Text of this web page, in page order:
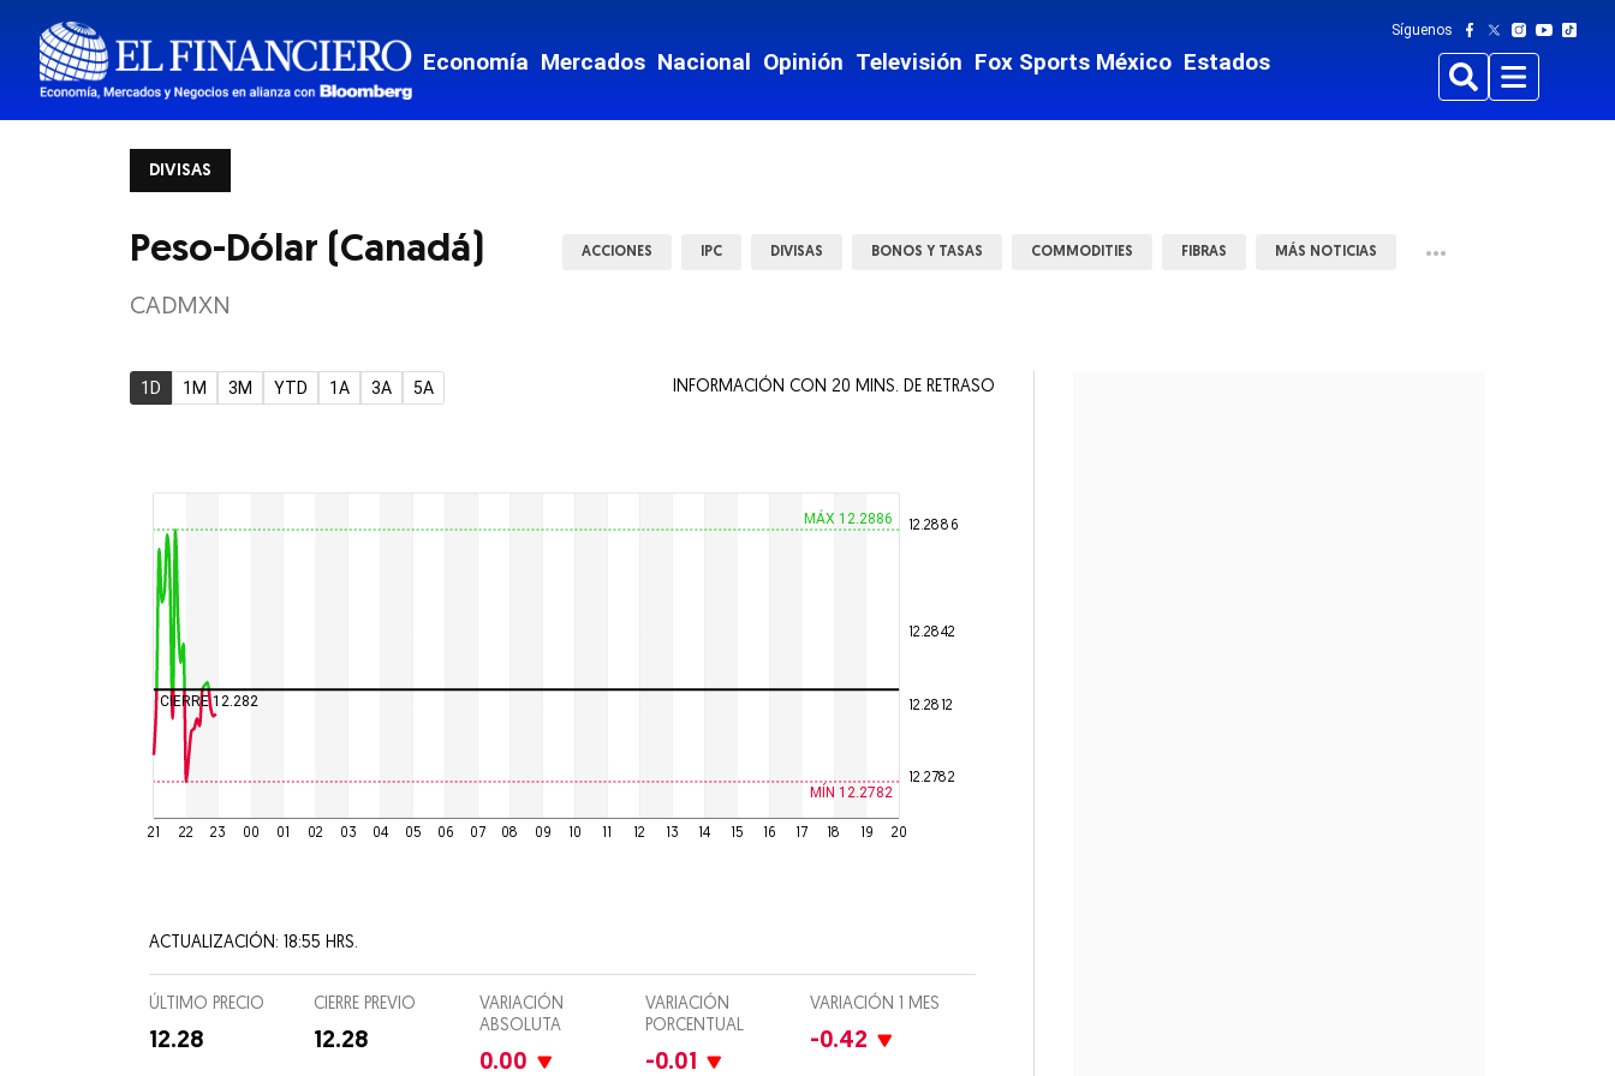
Economía Mercados Nacional Opinión Televisión Fox Sports México Estados
Síguenos
BuscarMenu
Estados
Mostrar Estados subsecciones
Ciencia
Food and Drink
Directorio
Suscripciones Opens in new window
DIVISAS
Peso-Dólar (Canadá) ACCIONES IPC DIVISAS BONOS Y TASAS COMMODITIES FIBRAS MÁS NOTICIAS •••
CADMXN
1D 1M 3M YTD 1A 3A 5A INFORMACIÓN CON 20 MINS. DE RETRASO
MÁX 12.2886
CIERRE 12.282
MÍN 12.2782
21 22 23 00 01 02 03 04 05 06 07 08 09 10 11 12 13 14 15 16 17 18 19 20
12.2782
12.2812
12.2842
12.2886
ACTUALIZACIÓN: 18:55 HRS.
ÚLTIMO PRECIO
12.28
CIERRE PREVIO
12.28
VARIACIÓN
ABSOLUTA
0.00
VARIACIÓN
PORCENTUAL
-0.01
VARIACIÓN 1 MES
-0.42